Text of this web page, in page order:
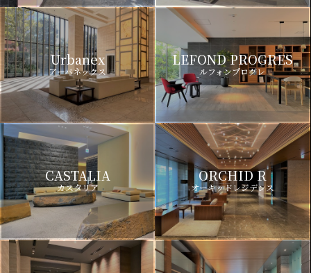
Urbanex
アーバネックス
LEFOND PROGRES
ルフォンプログレ
CASTALIA
カスタリア
ORCHID R
オーキッドレジデンス